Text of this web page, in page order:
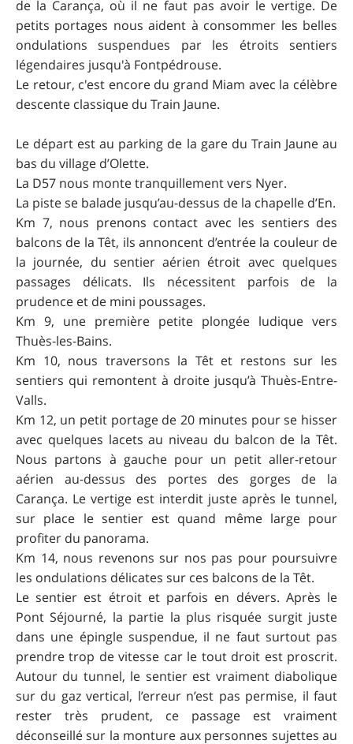
de la Carança, où il ne faut pas avoir le vertige. De
petits portages nous aident à consommer les belles
ondulations suspendues par les étroits sentiers
légendaires jusqu'à Fontpédrouse.
Le retour, c'est encore du grand Miam avec la célèbre
descente classique du Train Jaune.
Le départ est au parking de la gare du Train Jaune au
bas du village d’Olette.
La D57 nous monte tranquillement vers Nyer.
La piste se balade jusqu’au-dessus de la chapelle d’En.
Km 7, nous prenons contact avec les sentiers des
balcons de la Têt, ils annoncent d’entrée la couleur de
la journée, du sentier aérien étroit avec quelques
passages délicats. Ils nécessitent parfois de la
prudence et de mini poussages.
Km 9, une première petite plongée ludique vers
Thuès-les-Bains.
Km 10, nous traversons la Têt et restons sur les
sentiers qui remontent à droite jusqu’à Thuès-Entre-
Valls.
Km 12, un petit portage de 20 minutes pour se hisser
avec quelques lacets au niveau du balcon de la Têt.
Nous partons à gauche pour un petit aller-retour
aérien au-dessus des portes des gorges de la
Carança. Le vertige est interdit juste après le tunnel,
sur place le sentier est quand même large pour
profiter du panorama.
Km 14, nous revenons sur nos pas pour poursuivre
les ondulations délicates sur ces balcons de la Têt.
Le sentier est étroit et parfois en dévers. Après le
Pont Séjourné, la partie la plus risquée surgit juste
dans une épingle suspendue, il ne faut surtout pas
prendre trop de vitesse car le tout droit est proscrit.
Autour du tunnel, le sentier est vraiment diabolique
sur du gaz vertical, l’erreur n’est pas permise, il faut
rester très prudent, ce passage est vraiment
déconseillé sur la monture aux personnes sujettes au